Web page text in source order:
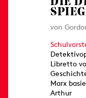
von
Libretto
Marx
Arthur